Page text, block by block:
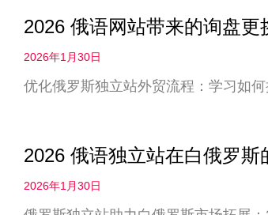
2026 俄语网站带来的询盘
2026年1月30日
优化俄罗斯独立站外贸流程：学习如
2026 俄语独立站在白俄罗
2026年1月30日